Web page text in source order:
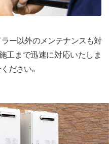
ー以外のメンテナンスも対
工まで迅速に対応いたしま
ださい。
5928
問い合わせ